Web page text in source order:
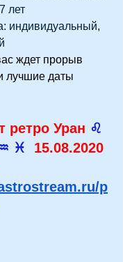
лет
индивидуальный,
ждет прорыв
лучшие даты
ретро Уран ♌
♓
15.08.2020
p